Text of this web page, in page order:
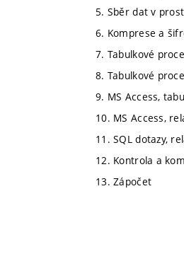
5. Sběr dat v
6. Komprese a
7. Tabulkové
8. Tabulkové
9. MS Access,
10. MS Access,
11. SQL dotazy,
12. Kontrola a
13. Zápočet